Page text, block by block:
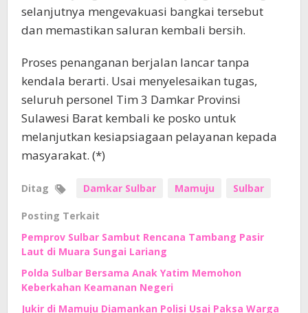
selanjutnya mengevakuasi bangkai tersebut
dan memastikan saluran kembali bersih.
Proses penanganan berjalan lancar tanpa
kendala berarti. Usai menyelesaikan tugas,
seluruh personel Tim 3 Damkar Provinsi
Sulawesi Barat kembali ke posko untuk
melanjutkan kesiapsiagaan pelayanan kepada
masyarakat. (*)
Ditag Damkar Sulbar Mamuju Sulbar
Posting Terkait
Pemprov Sulbar Sambut Rencana Tambang Pasir
Laut di Muara Sungai Lariang
Polda Sulbar Bersama Anak Yatim Memohon
Keberkahan Keamanan Negeri
Jukir di Mamuju Diamankan Polisi Usai Paksa Warga